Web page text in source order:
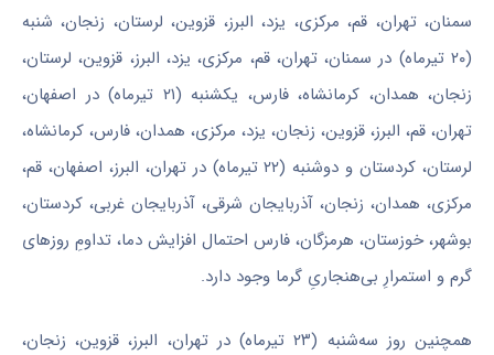
سمنان، تهران، قم، مرکزی، یزد، البرز، قزوین، لرستان، زنجان، شنبه
(۲۰ تیرماه) در سمنان، تهران، قم، مرکزی، یزد، البرز، قزوین، لرستان،
زنجان، همدان، کرمانشاه، فارس، یکشنبه (۲۱ تیرماه) در اصفهان،
تهران، قم، البرز، قزوین، زنجان، یزد، مرکزی، همدان، فارس، کرمانشاه،
لرستان، کردستان و دوشنبه (۲۲ تیرماه) در تهران، البرز، اصفهان، قم،
مرکزی، همدان، زنجان، آذربایجان شرقی، آذربایجان غربی، کردستان،
بوشهر، خوزستان، هرمزگان، فارس احتمال افزایش دما، تداومِ روزهای
گرم و استمرارِ بی‌هنجاریِ گرما وجود دارد.
همچنین روز سه‌شنبه (۲۳ تیرماه) در تهران، البرز، قزوین، زنجان،